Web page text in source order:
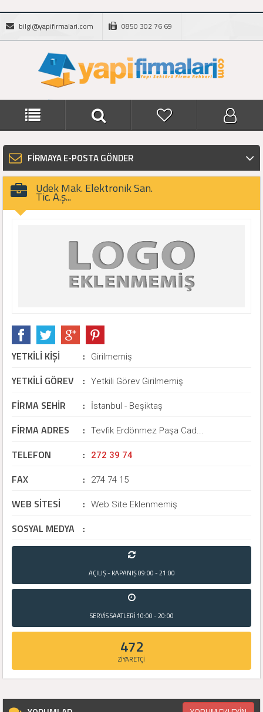
bilgi@yapifirmalari.com 0850 302 76 69
FİRMAYA E-POSTA GÖNDER
Udek Mak. Elektronik San.
Tic. A.ş...
YETKİLİ KİŞİ : Girilmemiş
YETKİLİ GÖREV : Yetkili Görev Girilmemiş
FİRMA SEHİR : İstanbul - Beşiktaş
FİRMA ADRES : Tevfik Erdönmez Paşa Cad...
TELEFON : 272 39 74
FAX : 274 74 15
WEB SİTESİ : Web Site Eklenmemiş
SOSYAL MEDYA :
AÇILIŞ - KAPANIŞ09:00 - 21:00
SERVİS SAATLERİ 10:00 - 20:00
472
ZİYARETÇİ